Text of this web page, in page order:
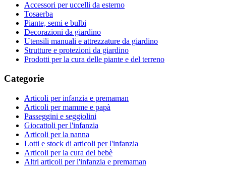
Accessori per uccelli da esterno
Tosaerba
Piante, semi e bulbi
Decorazioni da giardino
Utensili manuali e attrezzature da giardino
Strutture e protezioni da giardino
Prodotti per la cura delle piante e del terreno
Categorie
Articoli per infanzia e premaman
Articoli per mamme e papà
Passeggini e seggiolini
Giocattoli per l'infanzia
Articoli per la nanna
Lotti e stock di articoli per l'infanzia
Articoli per la cura del bebè
Altri articoli per l'infanzia e premaman